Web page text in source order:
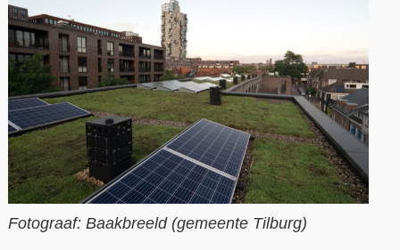
Fotograaf: Baakbreeld (gemeente Tilburg)